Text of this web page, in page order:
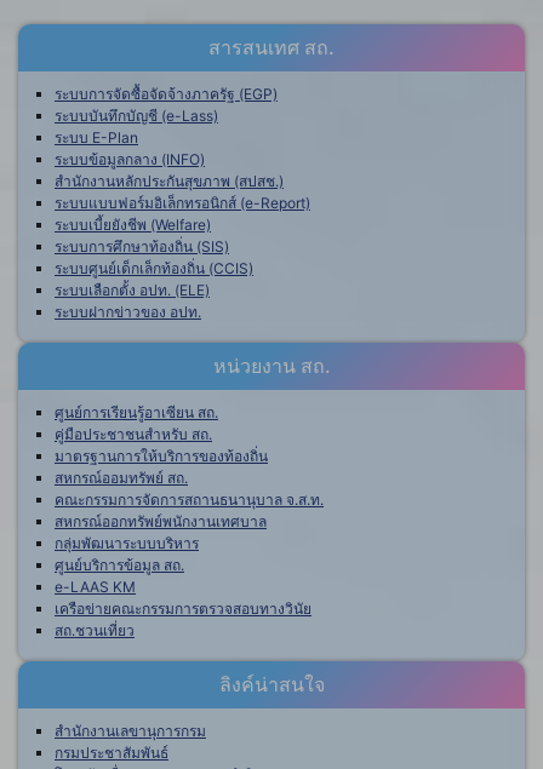
สารสนเทศ สถ.
ระบบการจัดซื้อจัดจ้างภาครัฐ (EGP)
ระบบบันทึกบัญชี (e-Lass)
ระบบ E-Plan
ระบบข้อมูลกลาง (INFO)
สำนักงานหลักประกันสุขภาพ (สปสช.)
ระบบแบบฟอร์มอิเล็กทรอนิกส์ (e-Report)
ระบบเบี้ยยังชีพ (Welfare)
ระบบการศึกษาท้องถิ่น (SIS)
ระบบศูนย์เด็กเล็กท้องถิ่น (CCIS)
ระบบเลือกตั้ง อปท. (ELE)
ระบบฝากข่าวของ อปท.
หน่วยงาน สถ.
ศูนย์การเรียนรู้อาเซียน สถ.
คู่มือประชาชนสำหรับ สถ.
มาตรฐานการให้บริการของท้องถิ่น
สหกรณ์ออมทรัพย์ สถ.
คณะกรรมการจัดการสถานธนานุบาล จ.ส.ท.
สหกรณ์ออกทรัพย์พนักงานเทศบาล
กลุ่มพัฒนาระบบบริหาร
ศูนย์บริการข้อมูล สถ.
e-LAAS KM
เครือข่ายคณะกรรมการตรวจสอบทางวินัย
สถ.ชวนเที่ยว
ลิงค์น่าสนใจ
สำนักงานเลขานุการกรม
กรมประชาสัมพันธ์